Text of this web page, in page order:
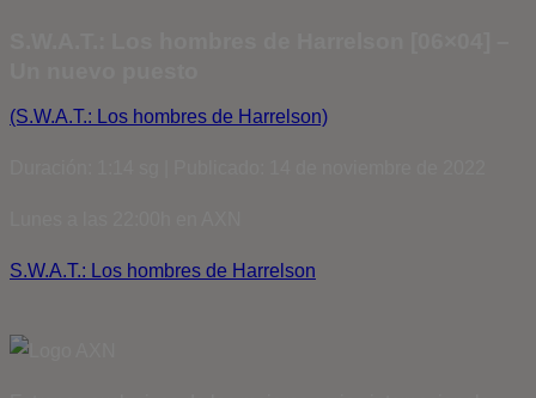
(S.W.A.T.: Los hombres de Harrelson)
S.W.A.T.: Los hombres de Harrelson